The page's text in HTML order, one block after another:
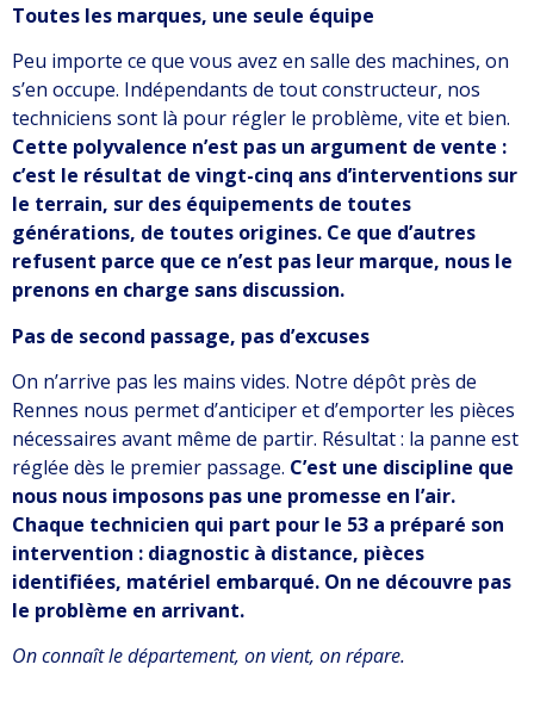
Toutes les marques, une seule équipe
Peu importe ce que vous avez en salle des machines, on
s’en occupe. Indépendants de tout constructeur, nos
techniciens sont là pour régler le problème, vite et bien.
Cette polyvalence n’est pas un argument de vente :
c’est le résultat de vingt-cinq ans d’interventions sur
le terrain, sur des équipements de toutes
générations, de toutes origines. Ce que d’autres
refusent parce que ce n’est pas leur marque, nous le
prenons en charge sans discussion.
Pas de second passage, pas d’excuses
On n’arrive pas les mains vides. Notre dépôt près de
Rennes nous permet d’anticiper et d’emporter les pièces
nécessaires avant même de partir. Résultat : la panne est
réglée dès le premier passage. C’est une discipline que
nous nous imposons pas une promesse en l’air.
Chaque technicien qui part pour le 53 a préparé son
intervention : diagnostic à distance, pièces
identifiées, matériel embarqué. On ne découvre pas
le problème en arrivant.
On connaît le département, on vient, on répare.